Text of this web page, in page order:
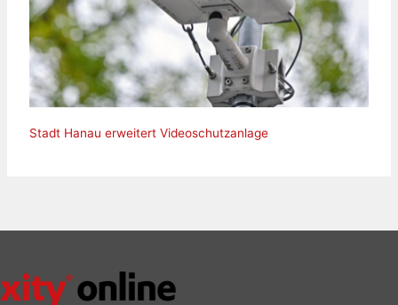
Stadt Hanau erweitert Videoschutzanlage